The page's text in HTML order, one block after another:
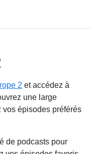
2 et accédez à
une large
vos épisodes préférés
de podcasts pour